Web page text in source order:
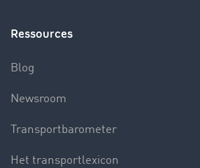
Ressources
Blog
Newsroom
Transportbarometer
Het transportlexicon